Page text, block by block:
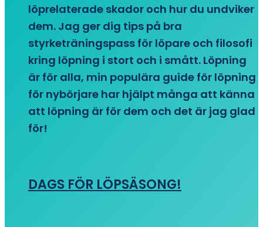
löprelaterade skador och hur du undviker
dem. Jag ger dig tips på bra
styrketräningspass för löpare och filosofi
kring löpning i stort och i smått. Löpning
är för alla, min populära guide för löpning
för nybörjare har hjälpt många att känna
att löpning är för dem och det är jag glad
för!
DAGS FÖR LÖPSÄSONG!